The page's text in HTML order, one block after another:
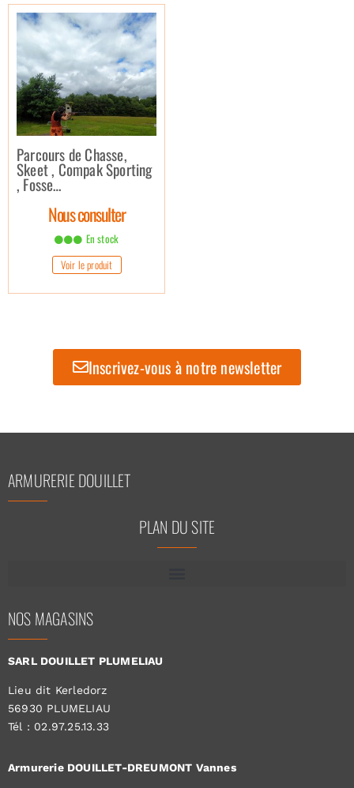
Parcours de Chasse,
Skeet , Compak Sporting
, Fosse…
Nous consulter
En stock
Voir le produit
Inscrivez-vous à notre newsletter
ARMURERIE DOUILLET
PLAN DU SITE
NOS MAGASINS
SARL DOUILLET PLUMELIAU
Lieu dit Kerledorz
56930 PLUMELIAU
Tél : 02.97.25.13.33
Armurerie DOUILLET-DREUMONT Vannes